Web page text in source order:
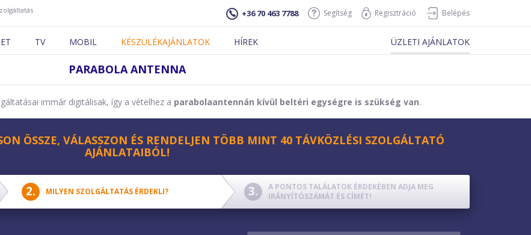
+36 70 463 7788 Segítség Regisztráció Belépés
TV MOBIL KÉSZÜLÉKAJÁNLATOK HÍREK ÜZLETI AJÁNLATOK
PARABOLA ANTENNA
immár digitálisak, így a vételhez a parabolaantennán kívül beltéri egységre is szükség van.
ÖSSZE, VÁLASSZON ÉS RENDELJEN TÖBB MINT 40 TÁVKÖZLÉSI SZOLGÁLTATÓ
AJÁNLATAIBÓL!
MILYEN SZOLGÁLTATÁS ÉRDEKLI?
A PONTOS TALÁLATOK ÉRDEKÉBEN ADJA MEG
IRÁNYÍTÓSZÁMÁT ÉS CÍMÉT!